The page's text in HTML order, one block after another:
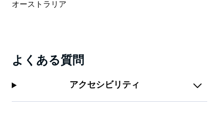
よくある質問
アクセシビリティ